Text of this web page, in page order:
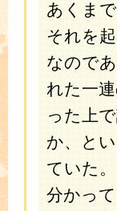
あくま
それを
なので
れた一
った上
か、と
ていた。
分かっ